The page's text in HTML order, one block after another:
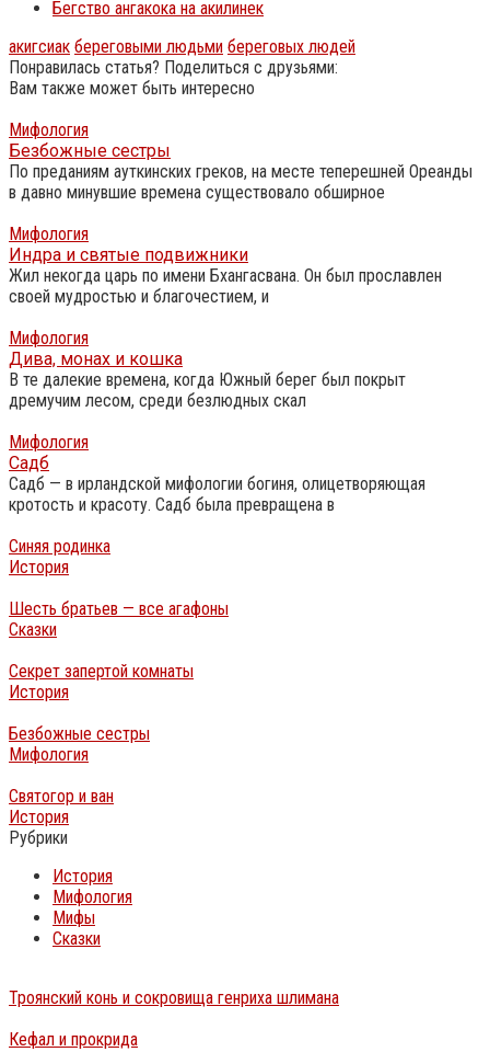
Бегство ангакока на акилинек
акигсиак береговыми людьми береговых людей
Понравилась статья? Поделиться с друзьями:
Вам также может быть интересно
Мифология
Безбожные сестры
По преданиям ауткинских греков, на месте теперешней Ореанды
в давно минувшие времена существовало обширное
Мифология
Индра и святые подвижники
Жил некогда царь по имени Бхангасвана. Он был прославлен
своей мудростью и благочестием, и
Мифология
Дива, монах и кошка
В те далекие времена, когда Южный берег был покрыт
дремучим лесом, среди безлюдных скал
Мифология
Садб
Садб — в ирландской мифологии богиня, олицетворяющая
кротость и красоту. Садб была превращена в
Синяя родинка
История
Шесть братьев — все агафоны
Сказки
Секрет запертой комнаты
История
Безбожные сестры
Мифология
Святогор и ван
История
Рубрики
История
Мифология
Мифы
Сказки
Троянский конь и сокровища генриха шлимана
Кефал и прокрида